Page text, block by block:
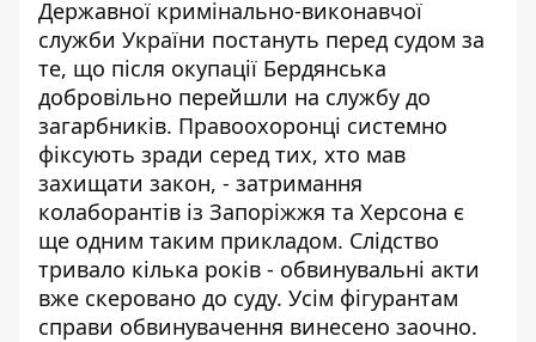
Державної кримінально-виконавчої
служби України постануть перед судом за
те, що після окупації Бердянська
добровільно перейшли на службу до
загарбників. Правоохоронці системно
фіксують зради серед тих, хто мав
захищати закон, - затримання
колаборантів із Запоріжжя та Херсона є
ще одним таким прикладом. Слідство
тривало кілька років - обвинувальні акти
вже скеровано до суду. Усім фігурантам
справи обвинувачення винесено заочно.